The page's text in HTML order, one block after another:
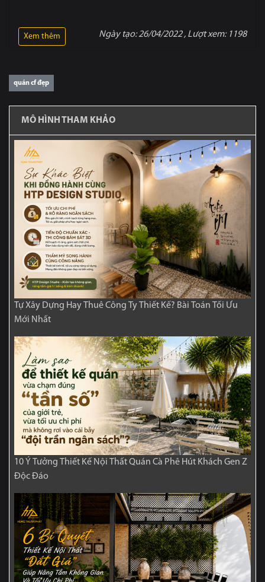
Xem thêm Ngày tạo:26/04/2022, Lượt xem: 1198
quán cf đẹp
MÔ HÌNH THAM KHẢO
Tự Xây Dựng Hay Thuê Công Ty Thiết Kế? Bài Toán Tối Ưu
Mới Nhất
10 Ý Tưởng Thiết Kế Nội Thất Quán Cà Phê Hút Khách Gen Z
Độc Đáo